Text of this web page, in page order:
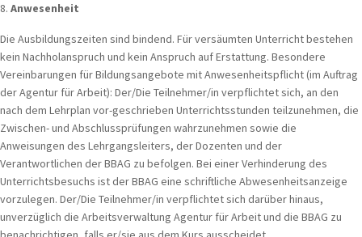
Anwesenheit
Die Ausbildungszeiten sind bindend. Für versäumten Unterricht bestehen
kein Nachholanspruch und kein Anspruch auf Erstattung. Besondere
Vereinbarungen für Bildungsangebote mit Anwesenheitspflicht (im Auftrag
der Agentur für Arbeit): Der/Die Teilnehmer/in verpflichtet sich, an den
nach dem Lehrplan vor-geschrieben Unterrichtsstunden teilzunehmen, die
Zwischen- und Abschlussprüfungen wahrzunehmen sowie die
Anweisungen des Lehrgangsleiters, der Dozenten und der
Verantwortlichen der BBAG zu befolgen. Bei einer Verhinderung des
Unterrichtsbesuchs ist der BBAG eine schriftliche Abwesenheitsanzeige
vorzulegen. Der/Die Teilnehmer/in verpflichtet sich darüber hinaus,
unverzüglich die Arbeitsverwaltung Agentur für Arbeit und die BBAG zu